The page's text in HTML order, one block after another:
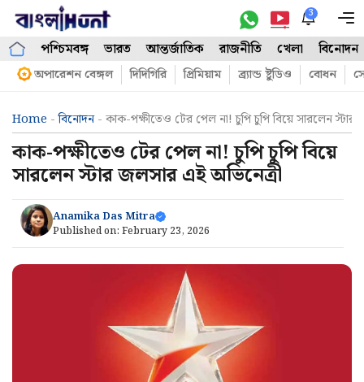
Skip
content
3
পশ্চিমবঙ্গ ভারত আন্তর্জাতিক রাজনীতি খেলা বিনোদন
অপারেশন বেঙ্গল দিদিগিরি প্রিমিয়াম ব্র্যান্ড ষ্টুডিও বোধন
Home -বিনোদন- কাক-পক্ষীতেও টের পেল না! চুপি চুপি বিয়ে সারলেন স্টার
কাক-পক্ষীতেও টের পেল না! চুপি চুপি বিয়ে
সারলেন স্টার জলসার এই অভিনেত্রী
Anamika Das Mitra
Published on: February 23, 2026